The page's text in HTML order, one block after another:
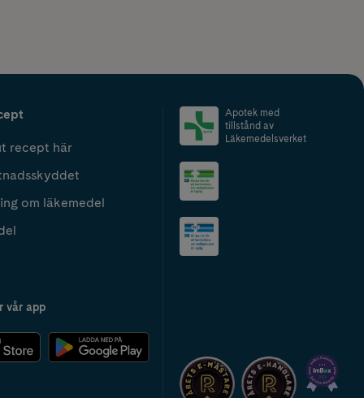
recept här
om läkemedel
vår app
Apotek med
tillstånd av
Läkemedelsverket